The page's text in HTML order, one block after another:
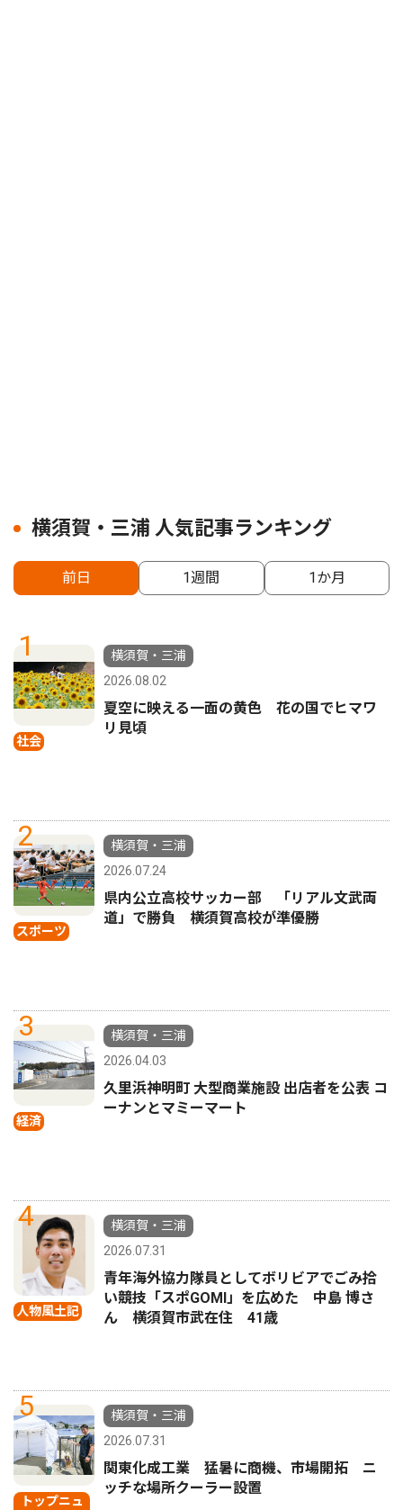
横須賀・三浦 人気記事ランキング
前日 1週間 1か月
1
社会
横須賀・三浦
2026.08.02
夏空に映える一面の黄色 花の国でヒマワ
リ見頃
2
スポーツ
横須賀・三浦
2026.07.24
県内公立高校サッカー部 「リアル文武両
道」で勝負 横須賀高校が準優勝
3
経済
横須賀・三浦
2026.04.03
久里浜神明町 大型商業施設 出店者を公表 コ
ーナンとマミーマート
4
人物風土記
横須賀・三浦
2026.07.31
青年海外協力隊員としてボリビアでごみ拾
い競技「スポGOMI」を広めた 中島 博さ
ん 横須賀市武在住 41歳
5
トップニュ
横須賀・三浦
2026.07.31
関東化成工業 猛暑に商機、市場開拓 ニ
ッチな場所クーラー設置